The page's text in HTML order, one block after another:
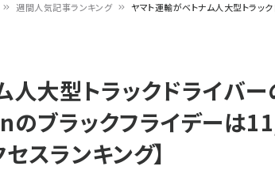
週間人気記事ランキング ヤマト運輸がベトナム人大型トラッ
人大型トラックドライバ
のブラックフライデーは
スランキング】